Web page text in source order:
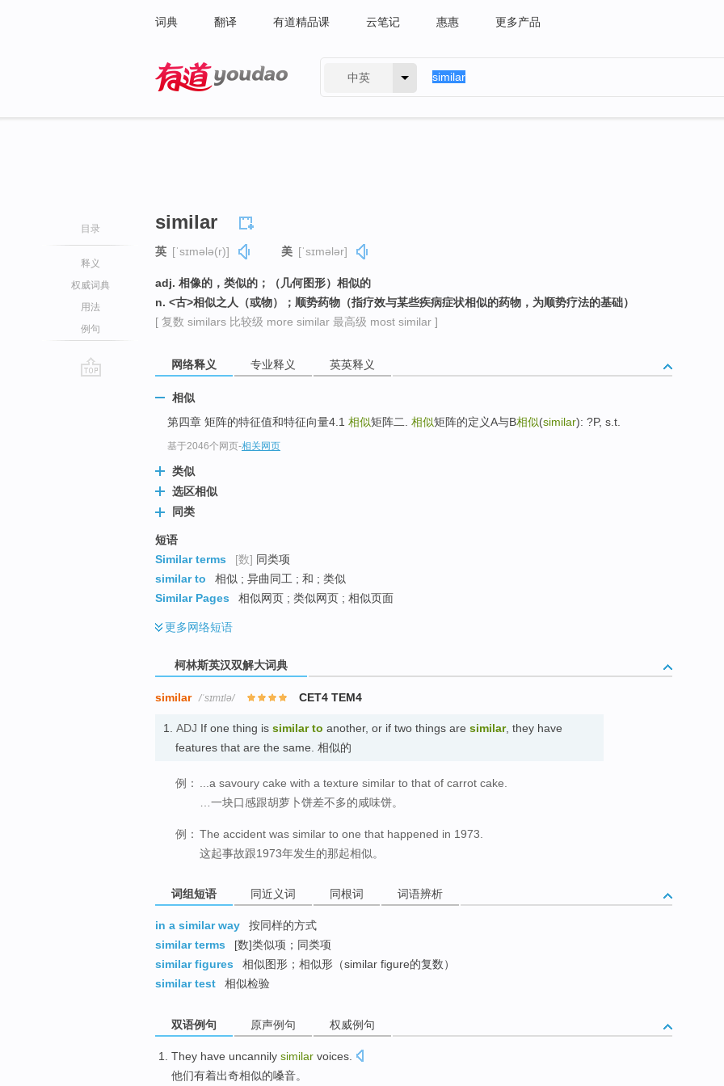
词典 翻译 有道精品课 云笔记 惠惠 更多产品
中英
目录
释义
权威词典
用法
例句
similar
英 [ˈsɪmələ(r)] 美 [ˈsɪmələr]
adj. 相像的，类似的；（几何图形）相似的
n. <古>相似之人（或物）；顺势药物（指疗效与某些疾病症状相似的药物，为顺势疗法的基础）
[ 复数 similars 比较级 more similar 最高级 most similar ]
网络释义 专业释义 英英释义
相似
第四章 矩阵的特征值和特征向量4.1 相似矩阵二. 相似矩阵的定义A与B相似(similar): ?P, s.t.
基于2046个网页-相关网页
类似
选区相似
同类
短语
Similar terms
[数] 同类项
similar to
相似 ; 异曲同工 ; 和 ; 类似
Similar Pages
相似网页 ; 类似网页 ; 相似页面
更多网络短语
柯林斯英汉双解大词典
similar /ˈsɪmɪlə/ CET4 TEM4
1. ADJ If one thing is similar to another, or if two things are similar, they have
features that are the same. 相似的
例：
...a savoury cake with a texture similar to that of carrot cake.
…一块口感跟胡萝卜饼差不多的咸味饼。
例： The accident was similar to one that happened in 1973.
这起事故跟1973年发生的那起相似。
词组短语 同近义词 同根词 词语辨析
in a similar way
按同样的方式
similar terms
[数]类似项；同类项
similar figures
相似图形；相似形（similar figure的复数）
similar test
相似检验
双语例句 原声例句 权威例句
They have uncannily similar voices
他们有着出奇相似的嗓音。